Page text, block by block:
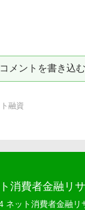
コメントを書き込む
融資
消費者金融リ
ネット消費者金融リ